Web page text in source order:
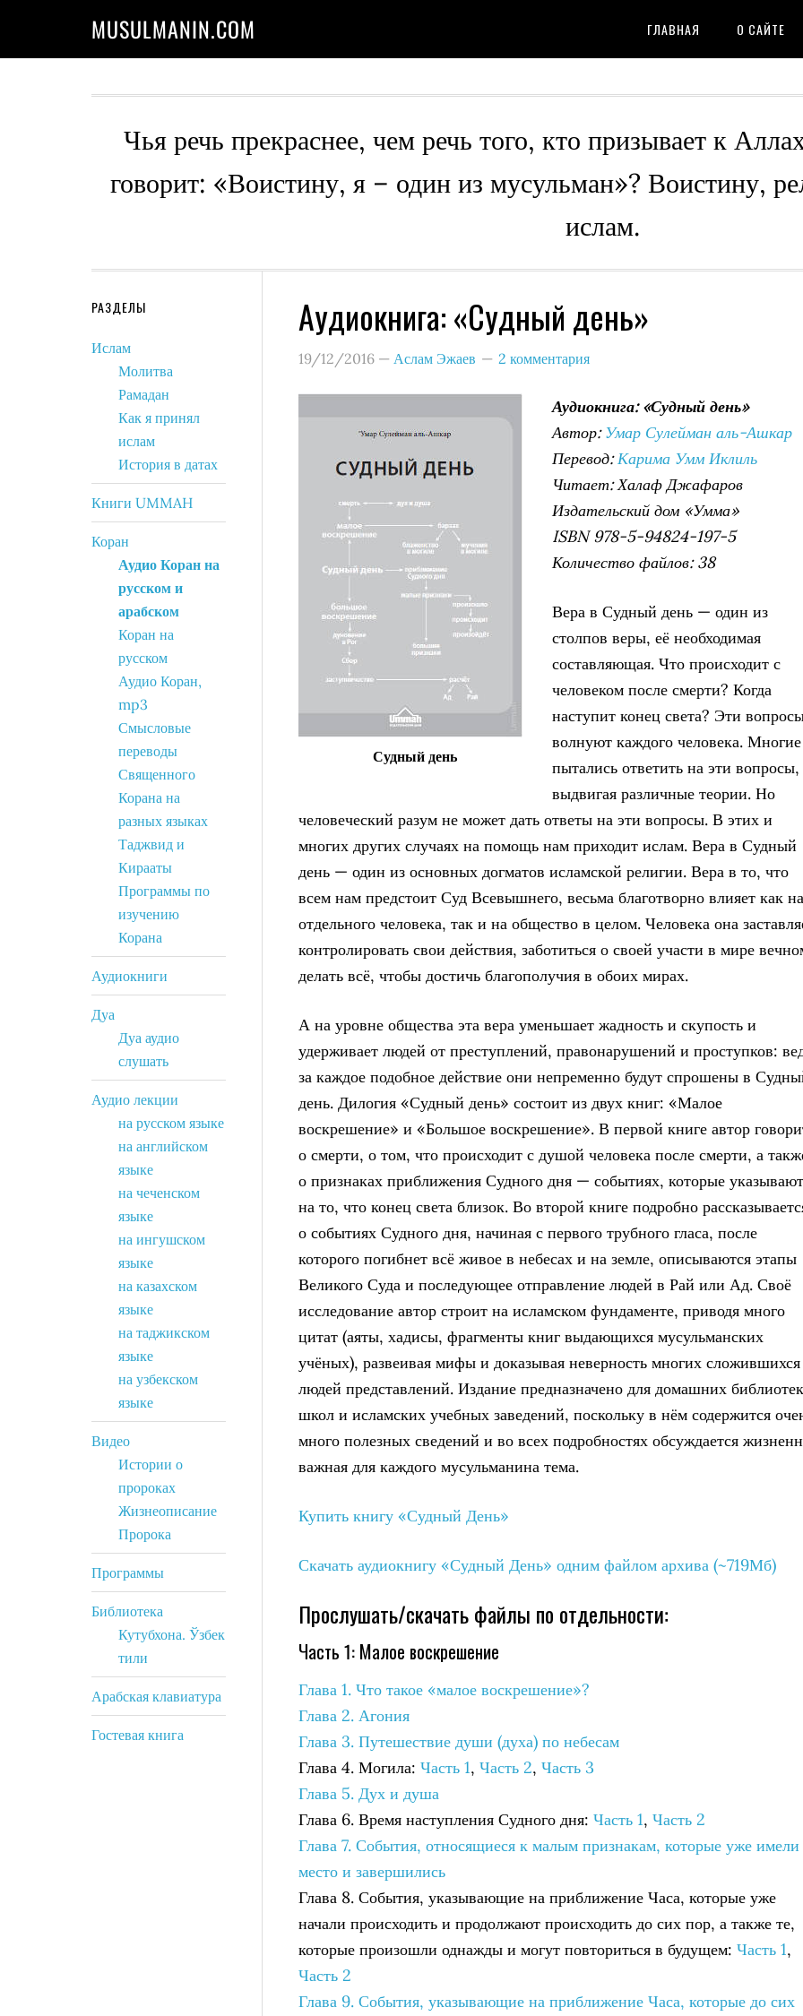
MUSULMANIN.COM ГЛАВНАЯ О САЙТЕ
Чья речь прекраснее, чем речь того, кто призывает к
говорит: «Воистину, я – один из мусульман»? Воистину,
ислам.
Аудиокнига: «Судный день»
19/12/2016 — Аслам Эжаев 2 комментария
Судный день
Аудиокнига: «Судный день»
Автор:Умар Сулейман аль-Ашкар
Перевод:Карима Умм Иклиль
Читает: Халаф Джафаров
Издательский дом «Умма»
ISBN 978-5-94824-197-5
Количество файлов: 38
Вера в Судный день — один из
столпов веры, её необходимая
составляющая. Что происходит с
человеком после смерти? Когда
наступит конец света? Эти
волнуют каждого человека. Многие
пытались ответить на эти вопросы,
выдвигая различные теории. Но
человеческий разум не может дать ответы на эти вопросы. В этих и
многих других случаях на помощь нам приходит ислам. Вера в Судный
день — один из основных догматов исламской религии. Вера в то, что
всем нам предстоит Суд Всевышнего, весьма благотворно влияет как на
отдельного человека, так и на общество в целом. Человека она
контролировать свои действия, заботиться о своей участи в мире
делать всё, чтобы достичь благополучия в обоих мирах.
А на уровне общества эта вера уменьшает жадность и скупость и
удерживает людей от преступлений, правонарушений и проступков:
за каждое подобное действие они непременно будут спрошены в
день. Дилогия «Судный день» состоит из двух книг: «Малое
воскрешение» и «Большое воскрешение». В первой книге автор
о смерти, о том, что происходит с душой человека после смерти, а
о признаках приближения Судного дня — событиях, которые указывают
на то, что конец света близок. Во второй книге подробно
о событиях Судного дня, начиная с первого трубного гласа, после
которого погибнет всё живое в небесах и на земле, описываются этапы
Великого Суда и последующее отправление людей в Рай или Ад. Своё
исследование автор строит на исламском фундаменте, приводя много
цитат (аяты, хадисы, фрагменты книг выдающихся мусульманских
учёных), развеивая мифы и доказывая неверность многих
людей представлений. Издание предназначено для домашних
школ и исламских учебных заведений, поскольку в нём содержится
много полезных сведений и во всех подробностях обсуждается
важная для каждого мусульманина тема.
Купить книгу «Судный День»
Скачать аудиокнигу «Судный День» одним файлом архива (~719Мб)
Прослушать/скачать файлы по отдельности:
Часть 1: Малое воскрешение
Глава 1. Что такое «малое воскрешение»?
Глава 2. Агония
Глава 3. Путешествие души (духа) по небесам
Глава 4. Могила: Часть 1, Часть 2, Часть 3
Глава 5. Дух и душа
Глава 6. Время наступления Судного дня: Часть 1, Часть 2
Глава 7. События, относящиеся к малым признакам, которые уже имели
место и завершились
Глава 8. События, указывающие на приближение Часа, которые уже
начали происходить и продолжают происходить до сих пор, а также те,
которые произошли однажды и могут повториться в будущем: Часть 1,
Часть 2
Глава 9. События, указывающие на приближение Часа, которые до сих
РАЗДЕЛЫ
Ислам
Молитва
Рамадан
Как я принял
ислам
История в датах
Книги UMMAH
Коран
Аудио Коран на
русском и
арабском
Коран на
русском
Аудио Коран,
mp3
Смысловые
переводы
Священного
Корана на
разных языках
Таджвид и
Кирааты
Программы по
изучению
Корана
Аудиокниги
Дуа
Дуа аудио
слушать
Аудио лекции
на русском языке
на английском
языке
на чеченском
языке
на ингушском
языке
на казахском
языке
на таджикском
языке
на узбекском
языке
Видео
Истории о
пророках
Жизнеописание
Пророка
Программы
Библиотека
Кутубхона. Ўзбек
тили
Арабская клавиатура
Гостевая книга